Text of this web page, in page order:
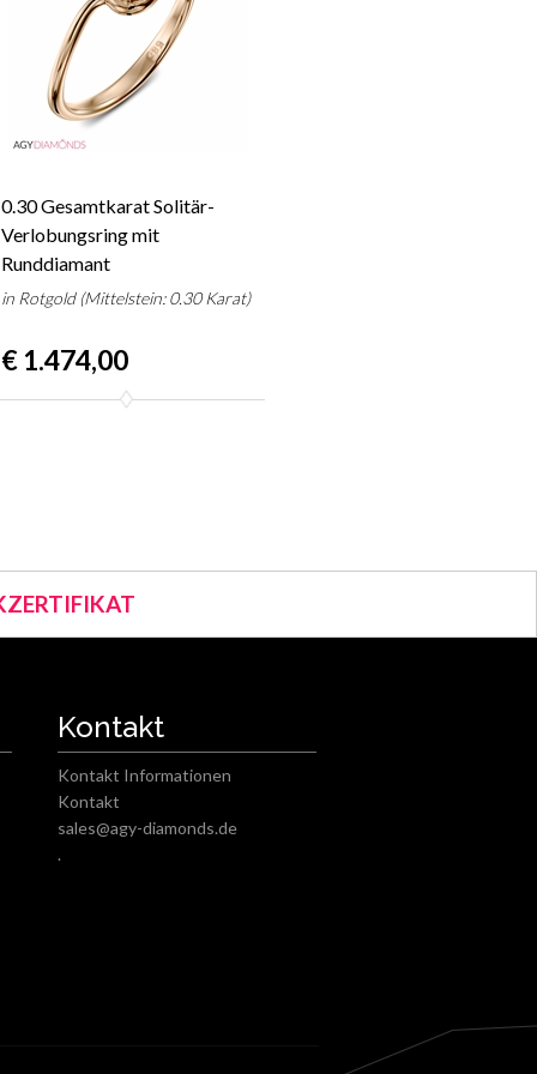
0.30 Gesamtkarat Solitär-
Verlobungsring mit
Runddiamant
in Rotgold (Mittelstein: 0.30 Karat)
€ 1.474,00
Kontakt
Kontakt Informationen
Kontakt
sales@agy-diamonds.de
.